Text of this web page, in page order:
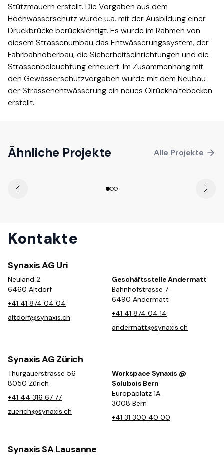
Stützmauern erstellt. Die Vorgaben aus dem
Hochwasserschutz wurde u.a. mit der Ausbildung einer
Druckbrücke berücksichtigt. Es wurde im Rahmen von
diesem Strassenumbau das Entwässerungssystem, der
Fahrbahnoberbau, die Sicherheitseinrichtungen und die
Strassenbeleuchtung erneuert. Im Zusammenhang mit
den Gewässerschutzvorgaben wurde mit dem Neubau
der Strassenentwässerung ein neues Ölrückhaltebecken
erstellt.​​​​‌ ‍ ​‍​‍‌‍ ‌ ​‍‌‍‍‌‌‍‌ ‌‍‍‌‌‍ ‍​‍​‍​ ‍‍​‍​‍‌ ​ ‌‍​‌‌‍ ‍‌‍‍‌‌ ‌​‌ ‍‌​‍ ‍‌‍‍‌‌‍ ​‍​‍​‍ ​​‍​‍‌‍‍​‌ ​‍‌‍‌‌‌‍‌‍​‍​‍​ ‍‍​‍​‍‌‍‍​‌ ‌​‌ ‌​‌ ​​​ ‍‍​‍ ​‍ ‌‍ ​‌‍ ‌‍​ ‌‍​‌‌‍ ​‌‍‍​‌‍ ‌ ​ ‌ ‌​​ ‍‍​ ​ ​ ​ ​ ​ ​ ​ ​‍ ‌‍‍‌‌‍ ‍‌ ‌​‌‍‌‌‌‍ ‍‌ ‌​​‍ ‌‍‌‌‌‍‌​‌‍‍‌‌ ‌​​‍ ‌‍ ‌‌‍ ‌‍‌​‌‍‌‌​ ‌‌ ​​‌ ​‍‌‍‌‌‌ ​ ‌‍‌‌‌‍ ‍‌ ‌​‌‍​‌‌ ‌​‌‍‍‌‌‍ ‌‍ ‍​ ‍ ‌‍‍‌‌‍‌​​ ‌‌‍‌‌​ ‌‌‌‍‌‍​ ‌ ​ ‍‌‌‍‌‌‌‍​‍​ ​ ​‍ ‌‌‍‌‌​ ‌​‌‍‌​​ ‌​​‍ ‌​ ‌​​ ​‍‌‍‌‌‌‍​ ​‍ ‌‌‍​‍​ ‌‌​ ‌ ‌‍​‍​‍ ‌​ ​​​ ​‌​ ‌‌​ ​ ​ ‍‌​ ​ ‌‍‌‍​ ‌ ​ ‍​‌‍‌​​ ​ ​ ​ ​ ‍ ‌ ‌​‌ ‍‌‌ ​​‌‍‌‌​ ‌‌ ​​‌ ​‍‌‍ ‌‍‍‍‌‍‌‌‌‍​ ‌ ‌​​ ‍ ‌ ​​‌‍​‌‌ ‌​‌‍‍​​ ‌‌‍‌​‌‍‌‌‌ ​ ‌‍​ ‌ ​‍‌‍‍‌‌ ​​‌ ‌​‌‍‍‌‌‍ ‌‍ ‍​‍‌‌​ ‌‌‌​​‍‌‌ ‌‍‍ ‌‍‌‌‌ ‍‌​‍‌‌​ ​ ‌​‌​​‍‌‌​ ​ ‌​‌​​‍‌‌​ ​‍​ ​‍‌‍‌​‌‍‌‌​‍‌‌​ ​‍​ ​‍​‍‌‌​ ‌‌‌​‌​​‍ ‍‌ ‌‍‌‍​‌‌‍ ​‌ ‌‌‌‍‌‌​‍‌‌​ ‌‌‌​​‍‌‌ ‌‍‍ ‌‍‌‌‌ ‍‌​‍‌‌​ ​ ‌​‌​​‍‌‌​ ​ ‌​‌​​‍‌‌​ ​‍​ ​‍‌‍​‍‌‍ ​‌‍ ‌‍​ ‌‍‍ ​‍ ‌​ ​‌​‍‌‌​ ​‍​ ​‍​‍‌‌​ ‌‌‌​‌​​‍ ‍‌‍​ ‌‍‍​‌‍‍‌‌‍ ​‌‍‌​‌ ​‍‌‍‌‌‌‍ ‍​‍‌‌​ ‌‌‌​​‍‌‌ ‌‍‍ ‌‍‌‌‌ ‍‌​‍‌‌​ ​ ‌​‌​​‍‌‌​ ​ ‌​‌​​‍‌‌​ ​‍​ ​‍‌ ​ ‌ ​​‌‍​‌‌‍ ‍​‍ ‌​ ​‌​‍‌‌​ ​‍​ ​‍​‍‌‌​ ‌‌‌​‌​​‍ ‍‌ ‌​‌‍‌‌‌ ‍​‌ ‌​​ ‌‍​‍‌‍​‌‌ ​ ‌‍‌‌‌‌‌‌‌ ​‍‌‍ ​​ ‌‌‍‍​‌ ‌​‌ ‌​‌ ​​​‍‌‌​ ​ ‌​​‌​‍‌‌​ ​‍‌​‌‍​‍‌‌​ ​‍‌​‌‍‌‍ ​‌‍ ‌‍​ ‌‍​‌‌‍ ​‌‍‍​‌‍ ‌ ​ ‌ ‌​​‍‌‌​ ​ ‌​​‌​ ​ ​ ​ ​ ​ ​ ​ ​‍‌‍‌‍‍‌‌‍‌​​ ‌‌‍‌‌​ ‌‌‌‍‌‍​ ‌ ​ ‍‌‌‍‌‌‌‍​‍​ ​ ​‍ ‌‌‍‌‌​ ‌​‌‍‌​​ ‌​​‍ ‌​ ‌​​ ​‍‌‍‌‌‌‍​ ​‍ ‌‌‍​‍​ ‌‌​ ‌ ‌‍​‍​‍ ‌​ ​​​ ​‌​ ‌‌​ ​ ​ ‍‌​ ​ ‌‍‌‍​ ‌ ​ ‍​‌‍‌​​ ​ ​ ​ ​‍‌‍‌ ‌​‌ ‍‌‌ ​​‌‍‌‌​ ‌‌ ​​‌ ​‍‌‍ ‌‍‍‍‌‍‌‌‌‍​ ‌ ‌​​‍‌‍‌ ​​‌‍​‌‌ ‌​‌‍‍​​ ‌‌‍‌​‌‍‌‌‌ ​ ‌‍​ ‌ ​‍‌‍‍‌‌ ​​‌ ‌​‌‍‍‌‌‍ ‌‍ ‍​‍‌‌​ ‌‌‌​​‍‌‌ ‌‍‍ ‌‍‌‌‌ ‍‌​‍‌‌​ ​ ‌​‌​​‍‌‌​ ​ ‌​‌​​‍‌‌​ ​‍​ ​‍‌‍‌​‌‍‌‌​‍‌‌​ ​‍​ ​‍​‍‌‌​ ‌‌‌​‌​​‍ ‍‌ ‌‍‌‍​‌‌‍ ​‌ ‌‌‌‍‌‌​‍‌‌​ ‌‌‌​​‍‌‌ ‌‍‍ ‌‍‌‌‌ ‍‌​‍‌‌​ ​ ‌​‌​​‍‌‌​ ​ ‌​‌​​‍‌‌​ ​‍​ ​‍‌‍​‍‌‍ ​‌‍ ‌‍​ ‌‍‍ ​‍ ‌​ ​‌​‍‌‌​ ​‍​ ​‍​‍‌‌​ ‌‌‌​‌​​‍ ‍‌‍​ ‌‍‍​‌‍‍‌‌‍ ​‌‍‌​‌ ​‍‌‍‌‌‌‍ ‍​‍‌‌​ ‌‌‌​​‍‌‌ ‌‍‍ ‌‍‌‌‌ ‍‌​‍‌‌​ ​ ‌​‌​​‍‌‌​ ​ ‌​‌​​‍‌‌​ ​‍​ ​‍‌ ​ ‌ ​​‌‍​‌‌‍ ‍​‍ ‌​ ​‌​‍‌‌​ ​‍​ ​‍​‍‌‌​ ‌‌‌​‌​​‍ ‍‌ ‌​‌‍‌‌‌ ‍​‌ ‌​​‍‌‍‌ ​​‌‍‌‌‌ ​‍‌ ​ ‌ ​​‌‍‌‌‌‍​ ‌ ‌​‌‍‍‌‌ ‌‍‌‍‌‌​ ‌‌ ​​‌ ‌‌‌‍​‍‌‍ ​‌‍‍‌‌ ​ ‌‍‍​‌‍‌‌‌‍‌​​‍​‍‌ ‌
Ähnliche Projekte Alle Projekte
Kontakte
Synaxis AG Uri
Neuland 2
6460 Altdorf
+41 41 874 04 04
altdorf@synaxis.ch
Geschäftsstelle Andermatt
Bahnhofstrasse 7
6490 Andermatt
+41 41 874 04 14
andermatt@synaxis.ch
Synaxis AG Zürich
Thurgauerstrasse 56
8050 Zürich
+41 44 316 67 77
zuerich@synaxis.ch
Workspace Synaxis @
Solubois Bern
Europaplatz 1A
3008 Bern
+41 31 300 40 00
Synaxis SA Lausanne